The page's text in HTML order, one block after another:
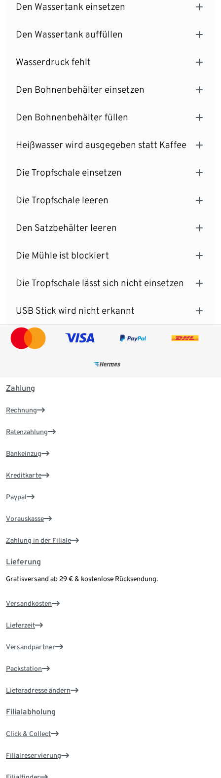
Den Wassertank einsetzen
Den Wassertank auffüllen
Wasserdruck fehlt
Den Bohnenbehälter einsetzen
Den Bohnenbehälter füllen
Heißwasser wird ausgegeben statt Kaffee
Die Tropfschale einsetzen
Die Tropfschale leeren
Den Satzbehälter leeren
Die Mühle ist blockiert
Die Tropfschale lässt sich nicht einsetzen
USB Stick wird nicht erkannt
Zahlung
Rechnung
Ratenzahlung
Bankeinzug
Kreditkarte
Paypal
Vorauskasse
Zahlung in der Filiale
Lieferung
Gratisversand ab 29 € & kostenlose Rücksendung.
Versandkosten
Lieferzeit
Versandpartner
Packstation
Lieferadresse ändern
Filialabholung
Click & Collect
Filialreservierung